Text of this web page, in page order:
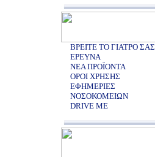
ΒΡΕΙΤΕ ΤΟ ΓΙΑΤΡΟ ΣΑΣ
ΕΡΕΥΝΑ
ΝΕΑ ΠΡΟΪΟΝΤΑ
ΟΡΟΙ ΧΡΗΣΗΣ
ΕΦΗΜΕΡΙΕΣ
ΝΟΣΟΚΟΜΕΙΩΝ
DRIVE ME